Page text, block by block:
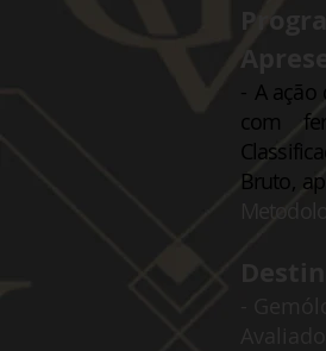
- A
com
Bruto,
-